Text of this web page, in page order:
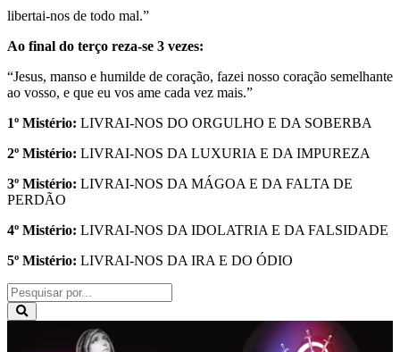
libertai-nos de todo mal.”
Ao final do terço reza-se 3 vezes:
“Jesus, manso e humilde de coração, fazei nosso coração semelhante
ao vosso, e que eu vos ame cada vez mais.”
1º Mistério: LIVRAI-NOS DO ORGULHO E DA SOBERBA
2º Mistério: LIVRAI-NOS DA LUXURIA E DA IMPUREZA
3º Mistério: LIVRAI-NOS DA MÁGOA E DA FALTA DE
PERDÃO
4º Mistério: LIVRAI-NOS DA IDOLATRIA E DA FALSIDADE
5º Mistério: LIVRAI-NOS DA IRA E DO ÓDIO